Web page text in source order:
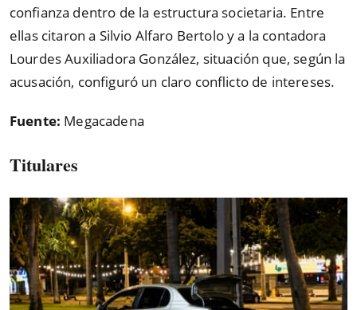
confianza dentro de la estructura societaria. Entre
ellas citaron a Silvio Alfaro Bertolo y a la contadora
Lourdes Auxiliadora González, situación que, según la
acusación, configuró un claro conflicto de intereses.
Fuente: Megacadena
Titulares